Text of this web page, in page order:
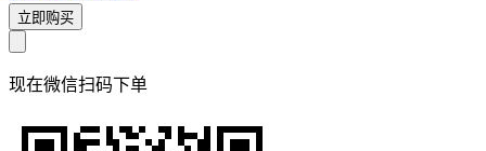
立即购买
现在微信扫码下单